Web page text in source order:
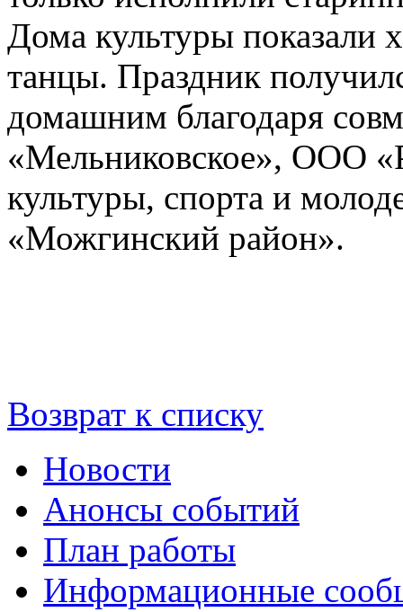
Дома культуры показали
танцы. Праздник
домашним благодаря
«Мельниковское», ООО
культуры, спорта и
«Можгинский район».
Возврат к списку
Новости
Анонсы событий
План работы
Информационные